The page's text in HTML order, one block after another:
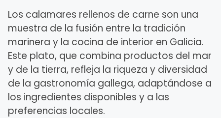
Los calamares rellenos de carne son una
muestra de la fusión entre la tradición
marinera y la cocina de interior en Galicia.
Este plato, que combina productos del mar
y de la tierra, refleja la riqueza y diversidad
de la gastronomía gallega, adaptándose a
los ingredientes disponibles y a las
preferencias locales.